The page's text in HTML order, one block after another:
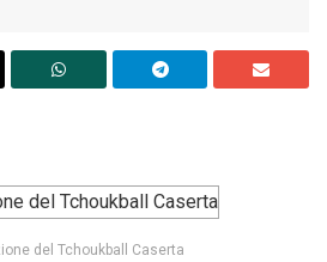
del Tchoukball Caserta